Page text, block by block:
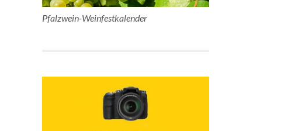
Pfalzwein-Weinfestkalender